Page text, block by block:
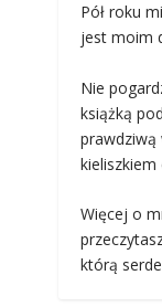
Pół roku
jest moim
Nie
książką
prawdziwą
Więcej o
którą